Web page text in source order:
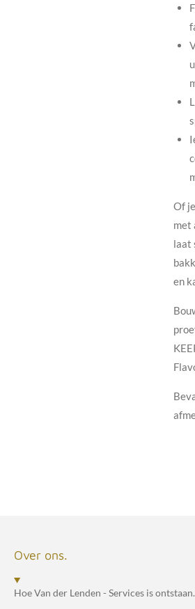
Of
met
laat
en
Over ons.
Hoe Van der Lenden - Services is ontstaan.